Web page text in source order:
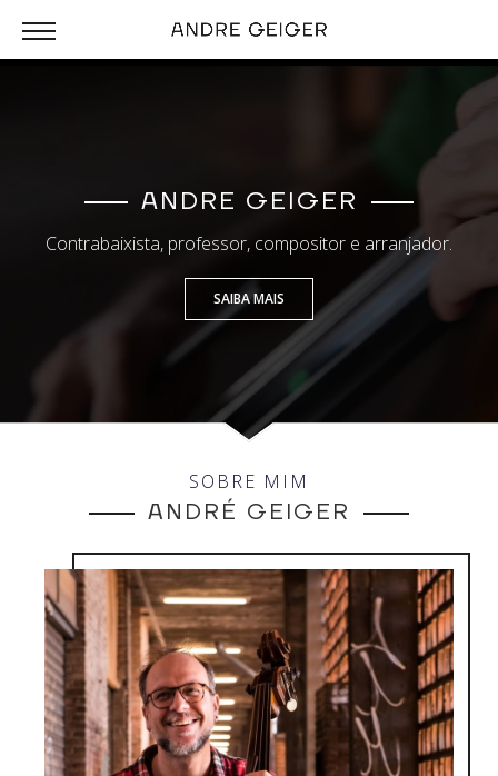
ANDRE GEIGER
Contrabaixista, professor, compositor e arranjador.
SAIBA MAIS
SOBRE MIM
ANDRÉ GEIGER